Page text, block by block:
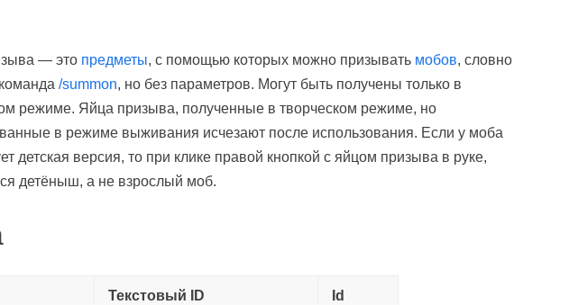
— это предметы, с помощью которых можно призывать мобов, словно
/summon, но без параметров. Могут быть получены только в
режиме. Яйца призыва, полученные в творческом режиме, но
в режиме выживания исчезают после использования. Если у моба
детская версия, то при клике правой кнопкой с яйцом призыва в руке,
детёныш, а не взрослый моб.
Текстовый ID Id